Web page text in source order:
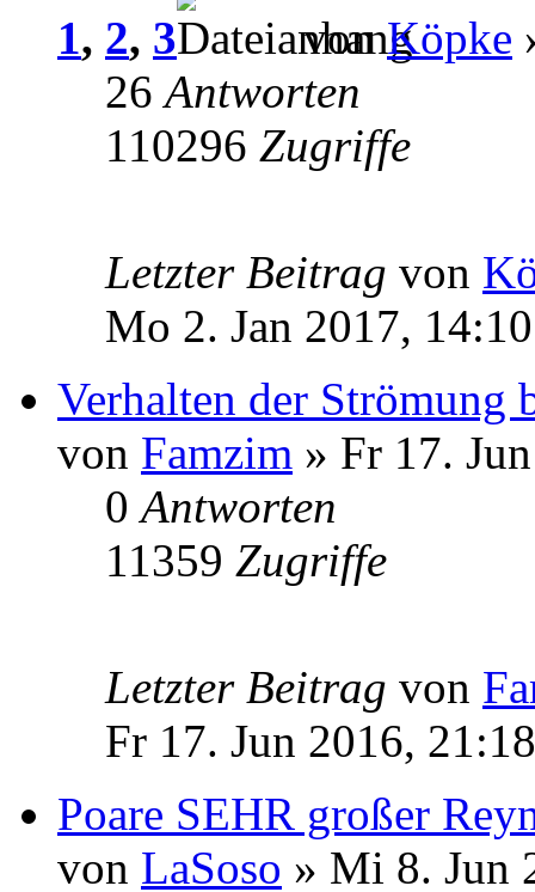
1, 2, 3 vonKöpke
26Antworten
110296 Zugriffe
Letzter Beitrag von
Mo 2. Jan 2017, 14:10
Verhalten der Strömung
von Famzim » Fr 17.
0Antworten
11359 Zugriffe
Letzter Beitrag von
Fr 17. Jun 2016, 21:18
Poare SEHR großer
von LaSoso » Mi 8. Jun